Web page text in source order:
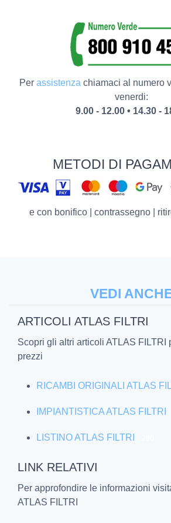
Per assistenzachiamaci al numero
venerdi:
9.00 - 12.00 • 14.30 -
METODI DI
e con bonifico | contrassegno |
VEDI
ARTICOLI ATLAS FILTRI
Scopri gli altri articoli ATLAS FILTRI
prezzi
RICAMBI ORIGINALI ATLAS
IMPIANTISTICA ATLAS FILTRI
LISTINO ATLAS FILTRI
LINK RELATIVI
Per approfondire le informazioni
ATLAS FILTRI